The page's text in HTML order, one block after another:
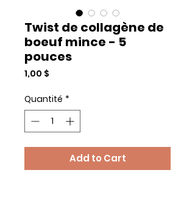
Twist de collagène de
boeuf mince - 5
pouces
1,00 $
Quantité *
Add to Cart